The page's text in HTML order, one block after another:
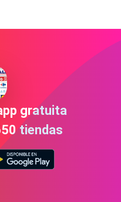
gratuita
tiendas